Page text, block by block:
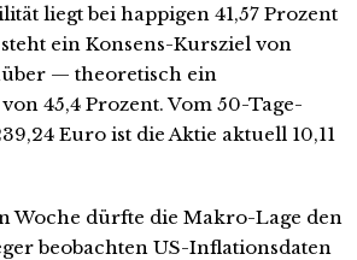
liegt bei happigen 41,57 Prozent
ein Konsens-Kursziel von
— theoretisch ein
45,4 Prozent. Vom 50-Tage-
Euro ist die Aktie aktuell 10,11
Woche dürfte die Makro-Lage den
beobachten US-Inflationsdaten